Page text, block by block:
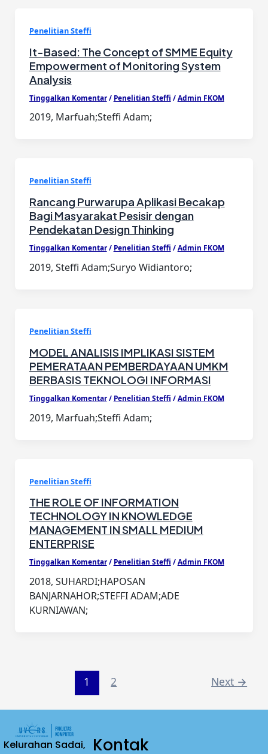
Penelitian Steffi
It-Based: The Concept of SMME Equity
Empowerment of Monitoring System
Analysis
Tinggalkan Komentar / Penelitian Steffi /Admin FKOM
2019, Marfuah;Steffi Adam;
Penelitian Steffi
Rancang Purwarupa Aplikasi Becakap
Bagi Masyarakat Pesisir dengan
Pendekatan Design Thinking
Tinggalkan Komentar / Penelitian Steffi /Admin FKOM
2019, Steffi Adam;Suryo Widiantoro;
Penelitian Steffi
MODEL ANALISIS IMPLIKASI SISTEM
PEMERATAAN PEMBERDAYAAN UMKM
BERBASIS TEKNOLOGI INFORMASI
Tinggalkan Komentar / Penelitian Steffi /Admin FKOM
2019, Marfuah;Steffi Adam;
Penelitian Steffi
THE ROLE OF INFORMATION
TECHNOLOGY IN KNOWLEDGE
MANAGEMENT IN SMALL MEDIUM
ENTERPRISE
Tinggalkan Komentar / Penelitian Steffi /Admin FKOM
2018, SUHARDI;HAPOSAN
BANJARNAHOR;STEFFI ADAM;ADE
KURNIAWAN;
1 2 Next →
Kelurahan Sadai,
Kontak